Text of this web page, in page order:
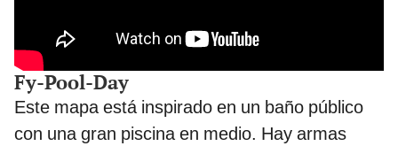
Fy-Pool-Day
Este mapa está inspirado en un baño público
con una gran piscina en medio. Hay armas